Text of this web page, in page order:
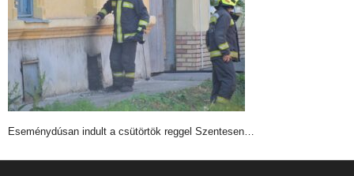
Eseménydúsan indult a csütörtök reggel Szentesen…